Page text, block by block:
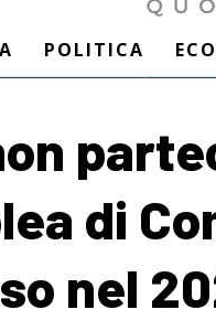
POLITICA
di
nel